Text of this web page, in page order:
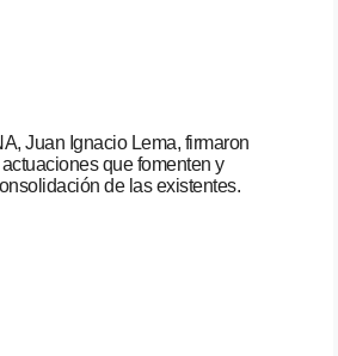
Juan Ignacio Lema, firmaron
que fomenten y
de las existentes.